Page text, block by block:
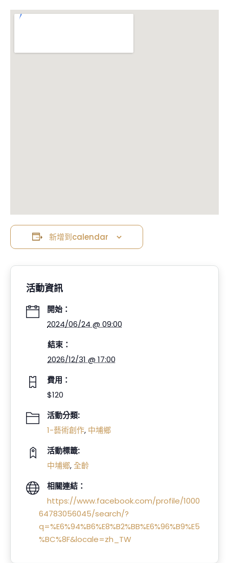
新增到calendar
活動資訊
開始：
2024/06/24 @ 09:00
結束：
2026/12/31 @ 17:00
費用：
$120
活動分類:
1-藝術創作, 中埔鄉
活動標籤:
中埔鄉,全齡
相關連結：
https://www.facebook.com/profile/1000
64783056045/search/?
q=%E6%94%B6%E8%B2%BB%E6%96%B9%E5
%BC%8F&locale=zh_TW